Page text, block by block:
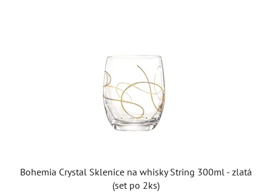
Bohemia Crystal Sklenice na whisky String 300ml - zlatá
(set po 2ks)